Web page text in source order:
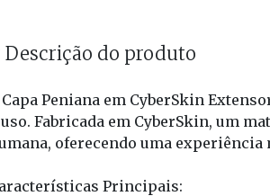
Descrição do produto
Capa Peniana em CyberSkin
Fabricada em CyberSkin, um
oferecendo uma experiência
Principais: